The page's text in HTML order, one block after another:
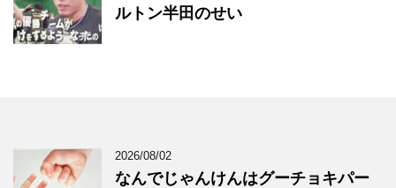
ルトン半田のせい
2026/08/02
なんでじゃんけんはグーチョキパー